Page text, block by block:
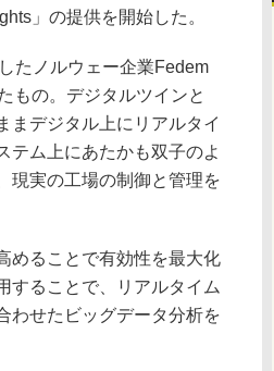
」の提供を開始した。
たノルウェー企業Fedem
もの。デジタルツインと
まデジタル上にリアルタイ
テム上にあたかも双子のよ
現実の工場の制御と管理を
ることで有効性を最大化
することで、リアルタイム
わせたビッグデータ分析を